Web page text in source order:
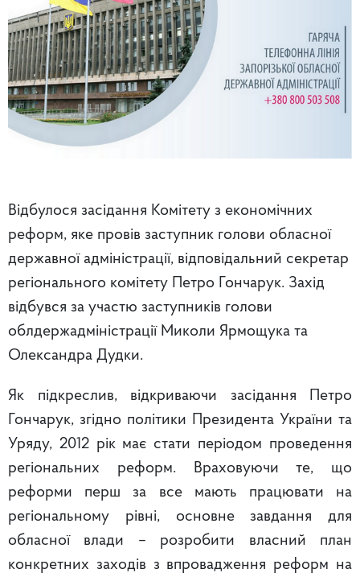
Відбулося засідання Комітету з економічних
реформ, яке провів заступник голови обласної
державної адміністрації, відповідальний секретар
регіонального комітету Петро Гончарук. Захід
відбувся за участю заступників голови
облдержадміністрації Миколи Ярмощука та
Олександра Дудки.
Як підкреслив, відкриваючи засідання Петро
Гончарук, згідно політики Президента України та
Уряду, 2012 рік має стати періодом проведення
регіональних реформ. Враховуючи те, що
реформи перш за все мають працювати на
регіональному рівні, основне завдання для
обласної влади – розробити власний план
конкретних заходів з впровадження реформ на